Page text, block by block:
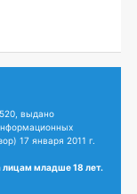
выдано
17 января 2011 г.
лицам младше 18 лет.